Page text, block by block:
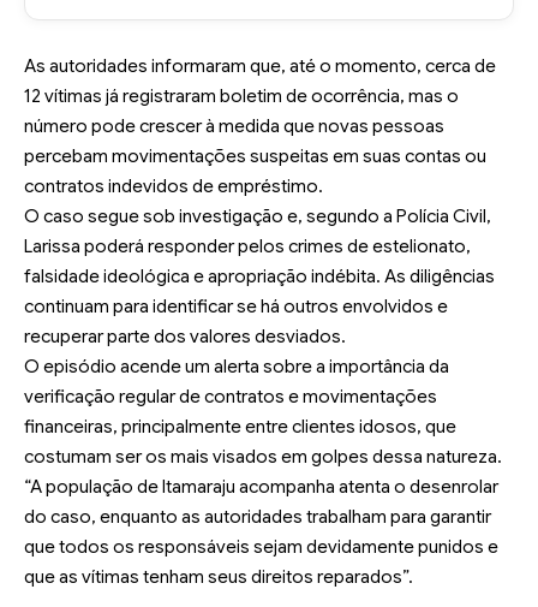
As autoridades informaram que, até o momento, cerca de
12 vítimas já registraram boletim de ocorrência, mas o
número pode crescer à medida que novas pessoas
percebam movimentações suspeitas em suas contas ou
contratos indevidos de empréstimo.
O caso segue sob investigação e, segundo a Polícia Civil,
Larissa poderá responder pelos crimes de estelionato,
falsidade ideológica e apropriação indébita. As diligências
continuam para identificar se há outros envolvidos e
recuperar parte dos valores desviados.
O episódio acende um alerta sobre a importância da
verificação regular de contratos e movimentações
financeiras, principalmente entre clientes idosos, que
costumam ser os mais visados em golpes dessa natureza.
“A população de Itamaraju acompanha atenta o desenrolar
do caso, enquanto as autoridades trabalham para garantir
que todos os responsáveis sejam devidamente punidos e
que as vítimas tenham seus direitos reparados”.